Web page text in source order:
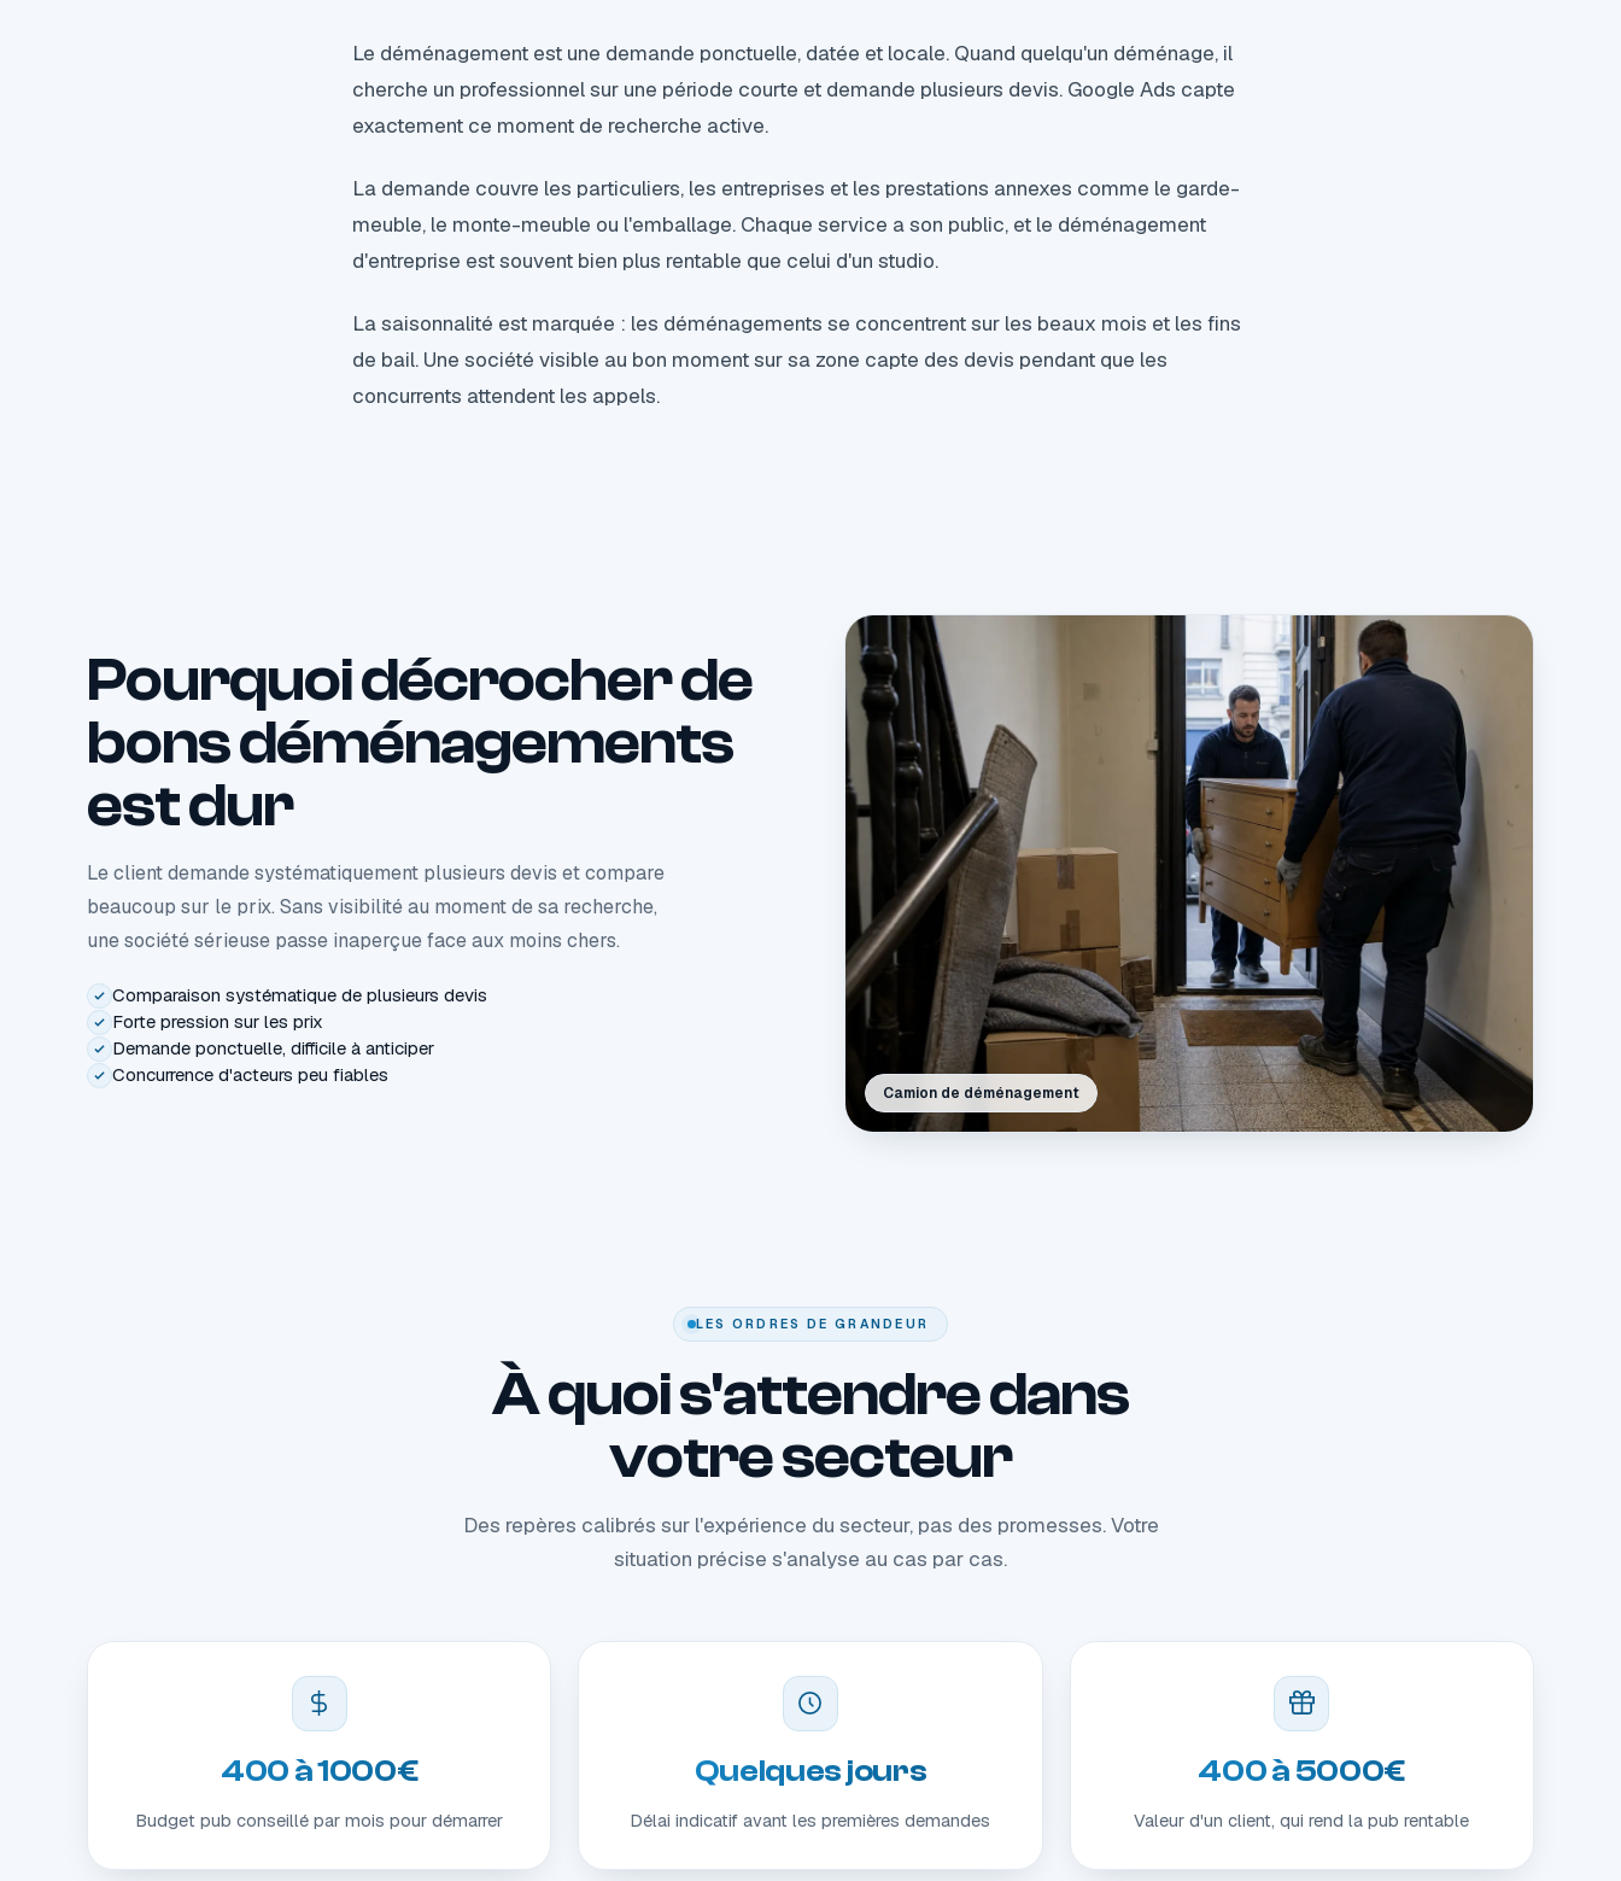
Le déménagement est une demande ponctuelle, datée et locale. Quand quelqu'un déménage, il
cherche un professionnel sur une période courte et demande plusieurs devis. Google Ads capte
exactement ce moment de recherche active.
La demande couvre les particuliers, les entreprises et les prestations annexes comme le garde-
meuble, le monte-meuble ou l'emballage. Chaque service a son public, et le déménagement
d'entreprise est souvent bien plus rentable que celui d'un studio.
La saisonnalité est marquée : les déménagements se concentrent sur les beaux mois et les fins
de bail. Une société visible au bon moment sur sa zone capte des devis pendant que les
concurrents attendent les appels.
Pourquoi décrocher de
bons déménagements
est dur
Le client demande systématiquement plusieurs devis et compare
beaucoup sur le prix. Sans visibilité au moment de sa recherche,
une société sérieuse passe inaperçue face aux moins chers.
Comparaison systématique de plusieurs devis
Forte pression sur les prix
Demande ponctuelle, difficile à anticiper
Concurrence d'acteurs peu fiables
Camion de déménagement
LES ORDRES DE GRANDEUR
À quoi s'attendre dans
votre secteur
Des repères calibrés sur l'expérience du secteur, pas des promesses. Votre
situation précise s'analyse au cas par cas.
400 à 1000€
Budget pub conseillé par mois pour démarrer
Quelques jours
Délai indicatif avant les premières demandes
400 à 5000€
Valeur d'un client, qui rend la pub rentable